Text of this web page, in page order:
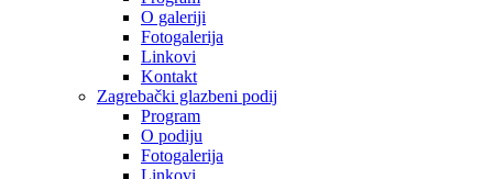
O galeriji
Fotogalerija
Linkovi
Kontakt
Zagrebački glazbeni podij
Program
O podiju
Fotogalerija